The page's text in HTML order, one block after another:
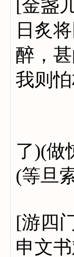
[金盏
日炙
醉，
我则怕
(等
了)(做
(等旦
[游四
申文